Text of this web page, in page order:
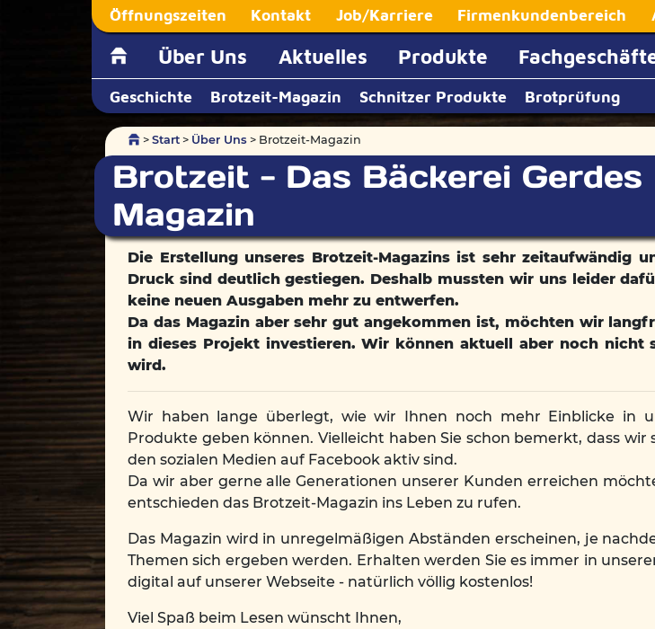
Öffnungszeiten Kontakt Job/Karriere Firmenkundenbereich
Über Uns Aktuelles Produkte
Geschichte Brotzeit-Magazin Schnitzer Produkte Brotprüfung
> Start > Über Uns > Brotzeit-Magazin
Brotzeit - Das Bäckerei Gerdes
Magazin
Die Erstellung unseres Brotzeit-Magazins ist sehr zeitaufwändig
Druck sind deutlich gestiegen. Deshalb mussten wir uns leider
keine neuen Ausgaben mehr zu entwerfen.
Da das Magazin aber sehr gut angekommen ist, möchten wir
in dieses Projekt investieren. Wir können aktuell aber noch nicht
wird.
Wir haben lange überlegt, wie wir Ihnen noch mehr Einblicke in
Produkte geben können. Vielleicht haben Sie schon bemerkt, dass wir
den sozialen Medien auf Facebook aktiv sind.
Da wir aber gerne alle Generationen unserer Kunden erreichen
entschieden das Brotzeit-Magazin ins Leben zu rufen.
Das Magazin wird in unregelmäßigen Abständen erscheinen, je
Themen sich ergeben werden. Erhalten werden Sie es immer in
digital auf unserer Webseite - natürlich völlig kostenlos!
Viel Spaß beim Lesen wünscht Ihnen,